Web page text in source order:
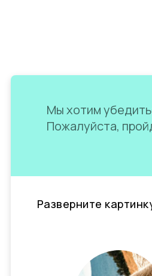
Мы хотим
Пожалуйста,
Разверните